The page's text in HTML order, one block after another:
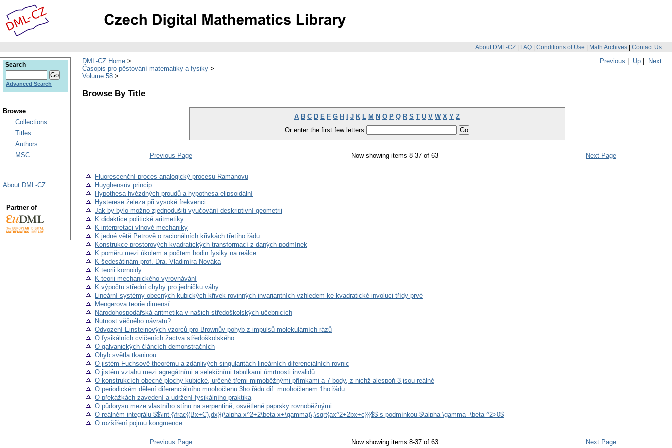
About DML-CZ | FAQ | Conditions of Use | Math Archives | Contact Us
Previous | Up | Next
DML-CZ Home
Časopis pro pěstování matematiky a fysiky
Volume 58
Browse By Title
A B C D E F G H J K L M N O P Q R S T U V W X Y Z
Or enter the first few letters:
Previous Page Now showing items 8-37 of 63 Next Page
Fluorescenční proces analogický procesu Ramanovu
Huyghensův princip
Hypothesa hvězdných proudů a hypothesa elipsoidální
Hysterese železa při vysoké frekvenci
Jak by bylo možno zjednodušiti vyučování deskriptivní geometrii
K didaktice politické aritmetiky
K interpretaci vlnové mechaniky
K jedné větě Petrově o racionálních křivkách třetího řádu
Konstrukce prostorových kvadratických transformací z daných podmínek
K poměru mezi úkolem a počtem hodin fysiky na reálce
K šedesátinám prof. Dra. Vladimíra Nováka
K teorii kornoidy
K teorii mechanického vyrovnávání
K výpočtu střední chyby pro jedničku váhy
Lineární systémy obecných kubických křivek rovinných invariantních vzhledem ke kvadratické involuci třídy prvé
Mengerova teorie dimensí
Národohospodářská aritmetika v našich středoškolských učebnicích
Nutnost věčného návratu?
Odvození Einsteinových vzorců pro Brownův pohyb z impulsů molekulárních rázů
O fysikálních cvičeních žactva středoškolského
O galvanických článcích demonstračních
Ohyb světla tkaninou
O jistém Fuchsově theorému a zdánlivých singularitách lineárních diferenciálních rovnic
O jistém vztahu mezi agregátními a selekčními tabulkami úmrtnosti invalidů
O konstrukcích obecné plochy kubické, určené třemi mimoběžnými přímkami a 7 body, z nichž alespoň 3 jsou reálné
O periodickém dělení diferenciálního mnohočlenu 3ho řádu dif. mnohočlenem 1ho řádu
O překážkách zavedení a udržení fysikálního praktika
O půdorysu meze vlastního stínu na serpentině, osvětlené paprsky rovnoběžnými
O reálném integrálu $$\int {\frac{(Bx+C),dx}{(\alpha x^2+2\beta x+\gamma)\,\sqrt{ax^2+2bx+c}}}$$ s podmínkou $\alpha \gamma -\beta ^2>0$
O rozšíření pojmu kongruence
Previous Page Now showing items 8-37 of 63 Next Page
Search
Advanced Search
Browse
Collections
Titles
Authors
MSC
About DML-CZ
Partner of